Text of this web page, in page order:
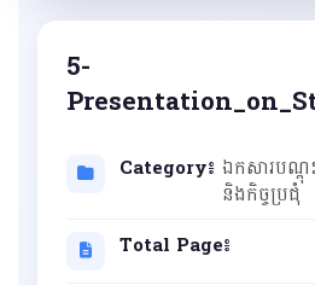
5-
Category៖ ឯកសារបណ្ដុ
និងកិច្ចប្រជុំ
Total Page៖